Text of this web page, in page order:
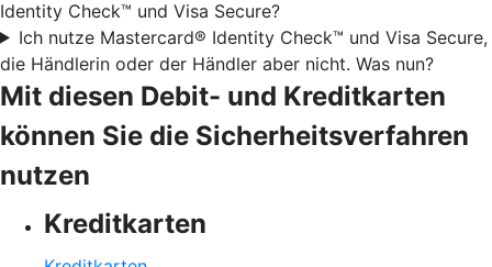
Identity Check™ und Visa Secure?
Ich nutze Mastercard® Identity Check™ und Visa Secure,
die Händlerin oder der Händler aber nicht. Was nun?
Mit diesen Debit- und Kreditkarten
können Sie die Sicherheitsverfahren
nutzen
Kreditkarten